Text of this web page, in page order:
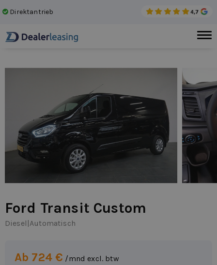
Direktantrieb
Ford Transit Custom
Diesel |Automatisch
Ab 724 € /mnd excl. btw